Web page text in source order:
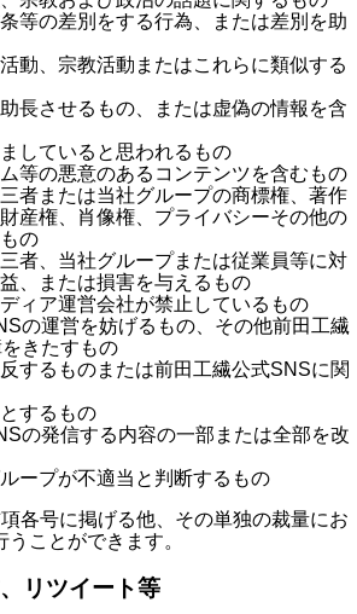
等の差別をする行為、または差別を助
動、宗教活動またはこれらに類似する
長させるもの、または虚偽の情報を含
していると思われるもの
等の悪意のあるコンテンツを含むもの
者または当社グループの商標権、著作
産権、肖像権、プライバシーその他の
の
者、当社グループまたは従業員等に対
、または損害を与えるもの
ィア運営会社が禁止しているもの
の運営を妨げるもの、その他前田工繊
きたすもの
するものまたは前田工繊公式SNSに関
するもの
の発信する内容の一部または全部を改
ープが不適当と判断するもの
各号に掲げる他、その単独の裁量にお
ことができます。
リツイート等